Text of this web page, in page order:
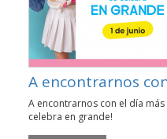
A encontrarnos
A encontrarnos con el día
celebra en grande!